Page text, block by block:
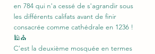
en 784 qui n'a cessé de s'agrandir sous
les différents califats avant de finir
consacrée comme cathédrale en 1236 !
🕌⛪
C’est la deuxième mosquée en termes